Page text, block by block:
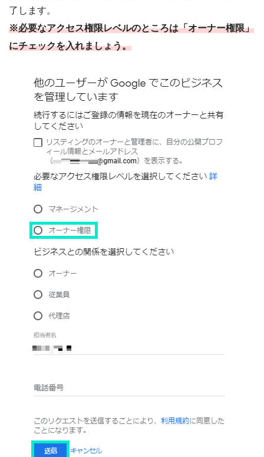
了します。
※必要なアクセス権限レベルのところは「オーナー権限」
にチェックを入れましょう。